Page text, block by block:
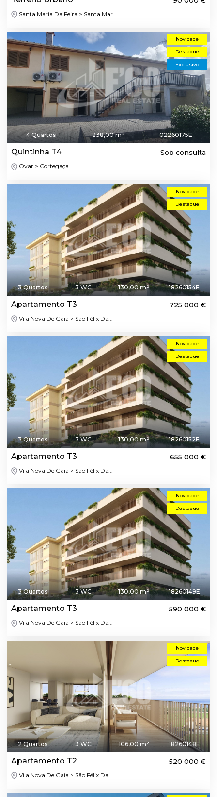
Santa Maria Da Feira > Santa Mar...
Novidade
Destaque
Exclusivo
4 Quartos 238,00 m² 02260175E
Quintinha T4 Sob consulta
Ovar > Cortegaça
Novidade
Destaque
3 Quartos 3 WC 130,00 m² 18260154E
Apartamento T3 725 000 €
Vila Nova De Gaia > São Félix Da...
Novidade
Destaque
3 Quartos 3 WC 130,00 m² 18260152E
Apartamento T3 655 000 €
Vila Nova De Gaia > São Félix Da...
Novidade
Destaque
3 Quartos 3 WC 130,00 m² 18260149E
Apartamento T3 590 000 €
Vila Nova De Gaia > São Félix Da...
Novidade
Destaque
2 Quartos 3 WC 106,00 m² 18260148E
Apartamento T2 520 000 €
Vila Nova De Gaia > São Félix Da...